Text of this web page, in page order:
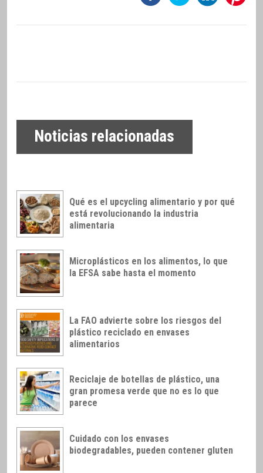
Noticias relacionadas
Qué es el upcycling alimentario y por qué
está revolucionando la industria
alimentaria
Microplásticos en los alimentos, lo que
la EFSA sabe hasta el momento
La FAO advierte sobre los riesgos del
plástico reciclado en envases
alimentarios
Reciclaje de botellas de plástico, una
gran promesa verde que no es lo que
parece
Cuidado con los envases
biodegradables, pueden contener gluten